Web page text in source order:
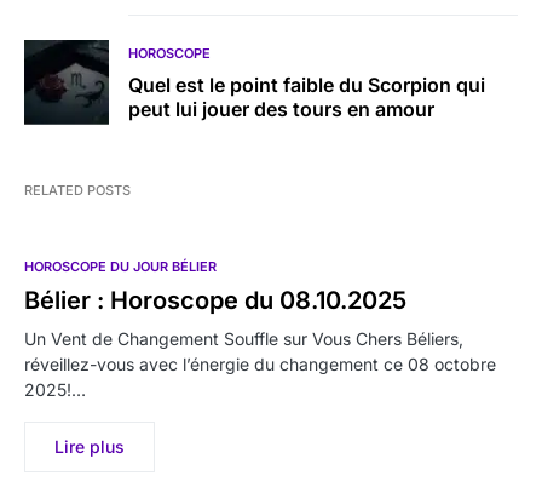
HOROSCOPE
Quel est le point faible du Scorpion qui
peut lui jouer des tours en amour
RELATED POSTS
HOROSCOPE DU JOUR BÉLIER
Bélier : Horoscope du 08.10.2025
Un Vent de Changement Souffle sur Vous Chers Béliers,
réveillez-vous avec l’énergie du changement ce 08 octobre
2025!…
Lire plus